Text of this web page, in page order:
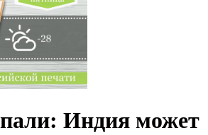
Индия может